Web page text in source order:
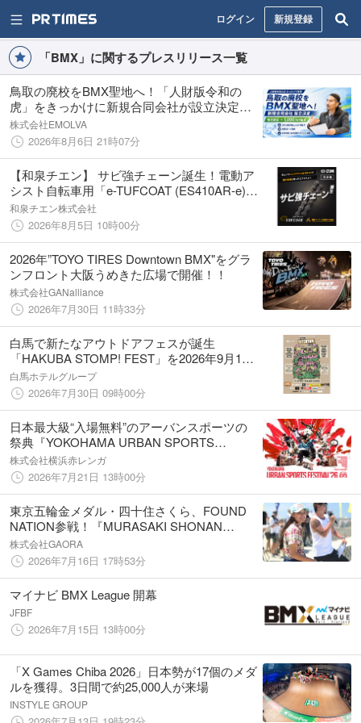
ログイン 新規登録
「BMX」に関するプレスリリース一覧
鳥取の廃校をBMX聖地へ！「人財版令和の
虎」をきっかけに新規合同会社が設立決定！3
名の経営者による共同投資で、アーバンスポ
ーツ拠点化推進に榊󠄀原清一が貢献【地方創生
×1,000万円出資】
株式会社EMOLVA
2026年8月6日 21時07分
【和泉チエン】 サビ強チェーン誕生！電動ア
シスト自転車用「e-TUFCOAT (ES410AR-e)」
2026年9月発売
和泉チエン株式会社
2026年8月5日 10時00分
2026年”TOYO TIRES Downtown BMX"をグラ
ンフロント大阪うめきた広場で開催！！
株式会社GANalliance
2026年7月30日 11時33分
白馬で新たなアウトドアフェスが誕生
「HAKUBA STOMP! FEST」を2026年9月19
日（土）・20日（日）に初開催
白馬ホテルグループ
2026年7月30日 09時00分
日本最大級“入場無料”のアーバンスポーツの
祭典『YOKOHAMA URBAN SPORTS
FESTIVAL ’26』開催決定！
株式会社横浜赤レンガ
2026年7月21日 13時00分
東京五輪金メダル・四十住さくら、FOUND
NATION参戦！『MURASAKI SHONAN
OPEN 2026』 を無料LIVE配信決定!!!世界基準
のアクションスポーツをリアルタイムで！
株式会社GAORA
2026年7月16日 17時53分
マイナビ BMX League 開幕
JFBF
2026年7月15日 13時00分
「X Games Chiba 2026」日本勢が17個のメダ
ルを獲得。3日間で約25,000人が来場
INSTYLE GROUP